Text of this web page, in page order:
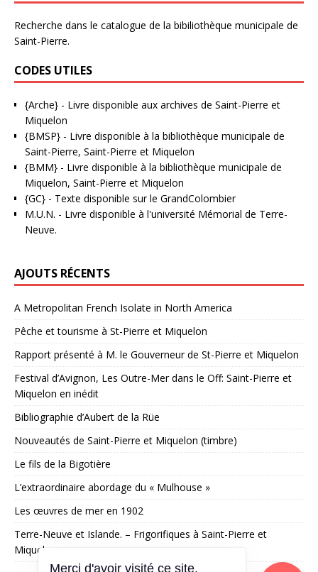
Recherche dans le catalogue de la bibiliothèque municipale de
Saint-Pierre.
CODES UTILES
{Arche} - Livre disponible aux archives de Saint-Pierre et
Miquelon
{BMSP} - Livre disponible à la bibliothèque municipale de
Saint-Pierre, Saint-Pierre et Miquelon
{BMM} - Livre disponible à la bibliothèque municipale de
Miquelon, Saint-Pierre et Miquelon
{GC} - Texte disponible sur le GrandColombier
M.U.N. - Livre disponible à l'université Mémorial de Terre-
Neuve.
AJOUTS RÉCENTS
A Metropolitan French Isolate in North America
Pêche et tourisme à St-Pierre et Miquelon
Rapport présenté à M. le Gouverneur de St-Pierre et Miquelon
Festival d’Avignon, Les Outre-Mer dans le Off: Saint-Pierre et
Miquelon en inédit
Bibliographie d’Aubert de la Rüe
Nouveautés de Saint-Pierre et Miquelon (timbre)
Le fils de la Bigotière
L’extraordinaire abordage du « Mulhouse »
Les œuvres de mer en 1902
Terre-Neuve et Islande. – Frigorifiques à Saint-Pierre et
Miquelon
Merci d'avoir visité ce site,